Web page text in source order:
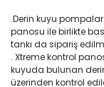
.Derin kuyu
panosu ile birlikte
tankı da sipariş
. Xtreme kontrol
kuyuda bulunan
üzerinden kontrol